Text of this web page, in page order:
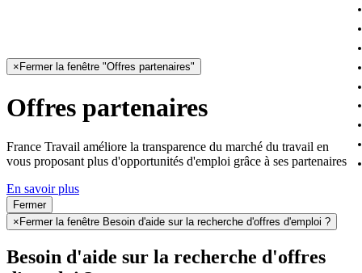
× Fermer la fenêtre "Offres partenaires"
Offres partenaires
France Travail améliore la transparence du marché du travail en
vous proposant plus d'opportunités d'emploi grâce à ses partenaires
En savoir plus
Fermer
× Fermer la fenêtre Besoin d'aide sur la recherche d'offres d'emploi ?
Besoin d'aide sur la recherche d'offres